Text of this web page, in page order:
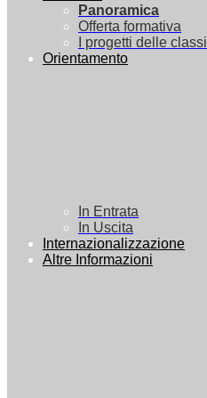
Panoramica
Offerta formativa
I progetti delle classi
Orientamento
In Entrata
In Uscita
Internazionalizzazione
Altre Informazioni